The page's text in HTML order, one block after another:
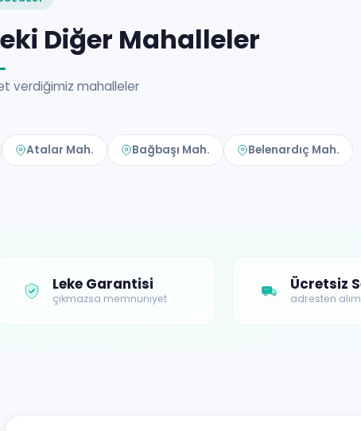
Diğer Mahalleler
verdiğimiz mahalleler
Atalar Mah. Bağbaşı Mah. Belenardıç Mah.
Leke Garantisi
çıkmazsa memnuniyet
Ücretsiz
adresten